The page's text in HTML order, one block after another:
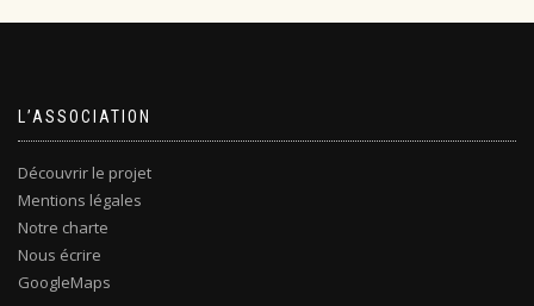
L’ASSOCIATION
Découvrir le projet
Mentions légales
Notre charte
Nous écrire
GoogleMaps